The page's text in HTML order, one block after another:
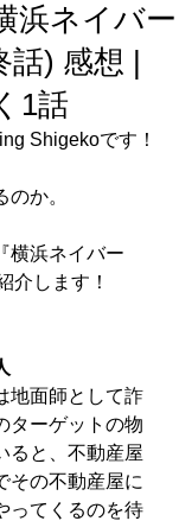
浜ネイバー
話) 感想 |
1話
Shigekoです！
か。
横浜ネイバー
介します！
面師として詐
ターゲットの物
ると、不動産屋
その不動産屋に
ってくるのを待